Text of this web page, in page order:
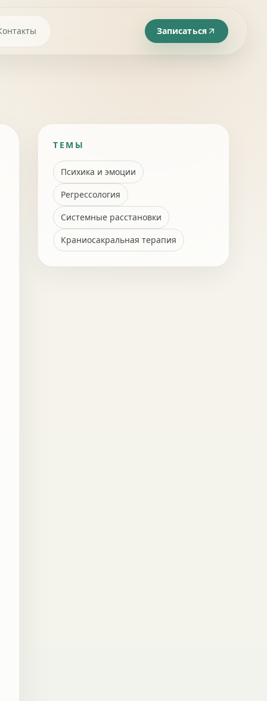
Записаться
ТЕМЫ
Психика и эмоции
Регрессология
Системные расстановки
Краниосакральная терапия